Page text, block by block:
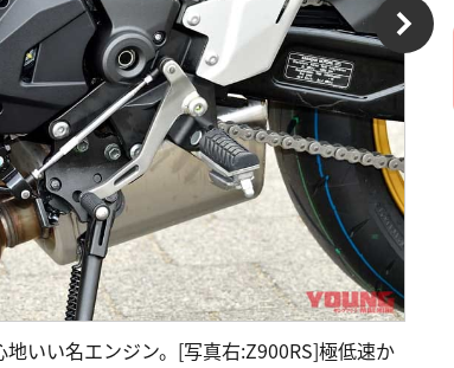
いい名エンジン。[写真右:Z900RS]極低速か